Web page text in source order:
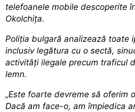
telefoanele mobile descoperite
Okolchiţa.
Poliția bulgară analizează toate
inclusiv legătura cu o sectă,
activități ilegale precum traficul
lemn.
„Este foarte devreme să oferim
Dacă am face-o, am împiedica